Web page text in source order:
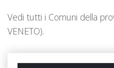
Vedi tutti i Comuni della
VENETO).